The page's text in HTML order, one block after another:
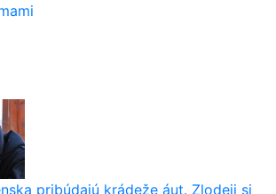
pribúdajú krádeže áut. Zlodeji si